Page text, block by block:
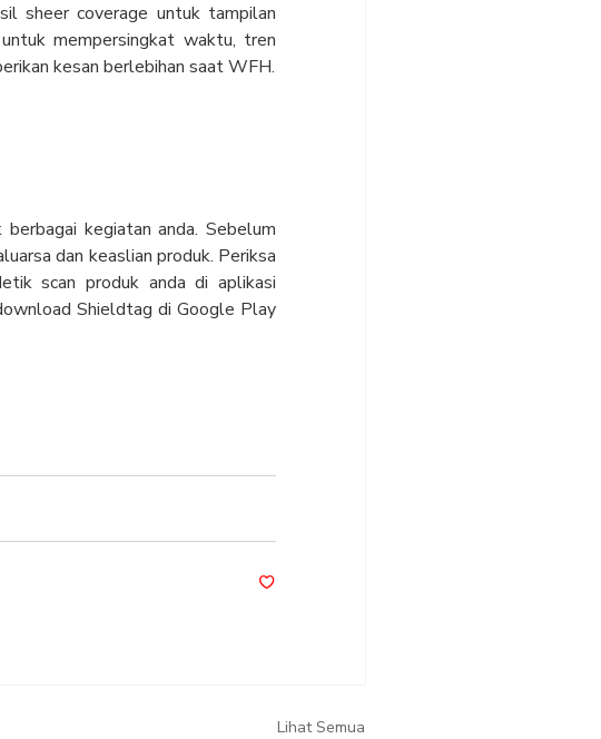
sheer coverage untuk tampilan
mempersingkat waktu, tren
kesan berlebihan saat WFH.
kegiatan anda. Sebelum
dan keaslian produk. Periksa
scan produk anda di aplikasi
Shieldtag di Google Play
Lihat Semua